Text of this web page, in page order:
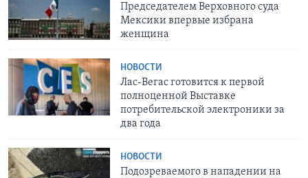
Председателем Верховного суда
Мексики впервые избрана
женщина
НОВОСТИ
Лас-Вегас готовится к первой
полноценной Выставке
потребительской электроники за
два года
НОВОСТИ
Подозреваемого в нападении на